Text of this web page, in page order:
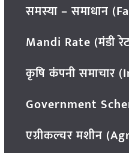
समस्या – समाधान
Mandi Rate (मंडी
कृषि कंपनी समाचार
Government
एग्रीकल्चर मशीन